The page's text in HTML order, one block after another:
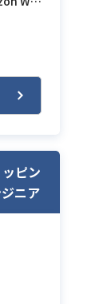
ピン
ニア